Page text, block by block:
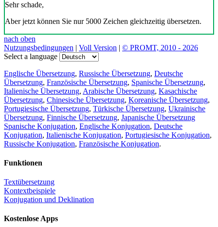
Sehr schade,
Aber jetzt können Sie nur 5000 Zeichen gleichzeitig übersetzen.
nach oben
Nutzungsbedingungen | Voll Version | © PROMT, 2010 - 2026
Select a language
Englische Übersetzung, Russische Übersetzung, Deutsche
Übersetzung, Französische Übersetzung, Spanische Übersetzung,
Italienische Übersetzung, Arabische Übersetzung, Kasachische
Übersetzung, Chinesische Übersetzung, Koreanische Übersetzung,
Portugiesische Übersetzung, Türkische Übersetzung, Ukrainische
Übersetzung, Finnische Übersetzung, Japanische Übersetzung
Spanische Konjugation, Englische Konjugation, Deutsche
Konjugation, Italienische Konjugation, Portugiesische Konjugation,
Russische Konjugation, Französische Konjugation.
Funktionen
Textübersetzung
Kontextbeispiele
Konjugation und Deklination
Kostenlose Apps